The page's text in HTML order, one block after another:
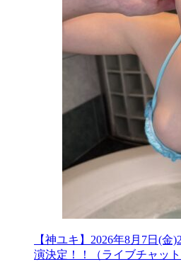
【神ユキ】2026年8月7日(
演決定！！（ライブチャット